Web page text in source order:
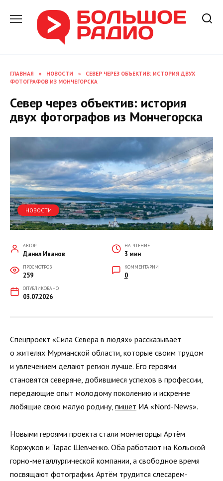
содержанию
ГЛАВНАЯ » НОВОСТИ »
СЕВЕР ЧЕРЕЗ ОБЪЕКТИВ: ИСТОРИЯ ДВУХ
ФОТОГРАФОВ ИЗ МОНЧЕГОРСКА
Север через объектив: история
двух фотографов из Мончегорска
НОВОСТИ
АВТОР
Данил Иванов
НА ЧТЕНИЕ
3 мин
ПРОСМОТРОВ
259
КОММЕНТАРИИ
0
ОПУБЛИКОВАНО
03.07.2026
Спецпроект «Сила Севера в людях» рассказывает
о жителях Мурманской области, которые своим трудом
и увлечением делают регион лучше. Его героями
становятся северяне, добившиеся успехов в профессии,
передающие опыт молодому поколению и искренне
любящие свою малую родину, пишет ИА «Nord-News».
Новыми героями проекта стали мончегорцы Артём
Коржуков и Тарас Шевченко. Оба работают на Кольской
горно-металлургической компании, а свободное время
посвящают фотографии. Артём трудится слесарем-